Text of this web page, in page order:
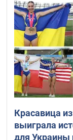
Красавица
выиграла
для Украины